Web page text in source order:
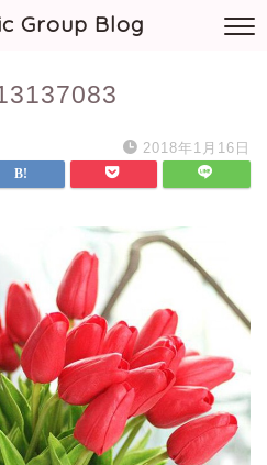
Group Blog
2018年1月16日